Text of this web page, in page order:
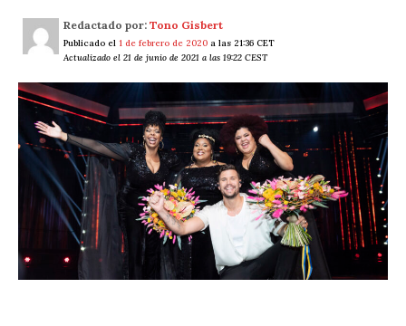
Redactado por: Tono Gisbert
Publicado el 1 de febrero de 2020 a las 21:36 CET
Actualizado el 21 de junio de 2021 a las 19:22 CEST